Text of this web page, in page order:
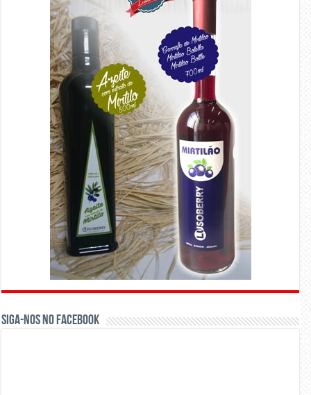
Siga-nos no Facebook